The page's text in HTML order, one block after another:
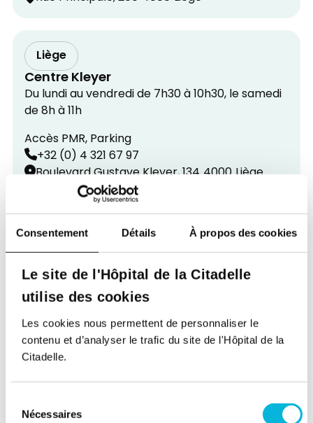
Consentement Détails À propos des cookies
Le site de l'Hôpital de la Citadelle
utilise des cookies
Les cookies nous permettent de personnaliser le
contenu et d’analyser le trafic du site de l'Hôpital de la
Citadelle.
Nécessaires
Liège
Centre Kleyer
Du lundi au vendredi de 7h30 à 10h30, le samedi
de 8h à 11h
Accès PMR, Parking
+32 (0) 4 321 67 97
Boulevard Gustave Kleyer, 1344000Liège
Liège
Centre Léopold
Fermé définitivement : rendez-vous au centre
Bavière ou au centre Médical La Chapelle
+32 (0) 4 321 67 97
Rue Léopold, 544000Liège
Liège
Du lundi au vendredi de 7h30 à 10h30, le samedi